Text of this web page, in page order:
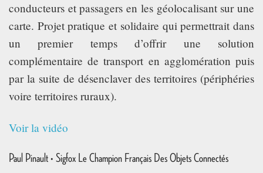
conducteurs et passagers en les géolocalisant sur une
carte. Projet pratique et solidaire qui permettrait dans
un premier temps d’offrir une solution
complémentaire de transport en agglomération puis
par la suite de désenclaver des territoires (périphéries
voire territoires ruraux).
Voir la vidéo
Paul Pinault • Sigfox Le Champion Français Des Objets Connectés